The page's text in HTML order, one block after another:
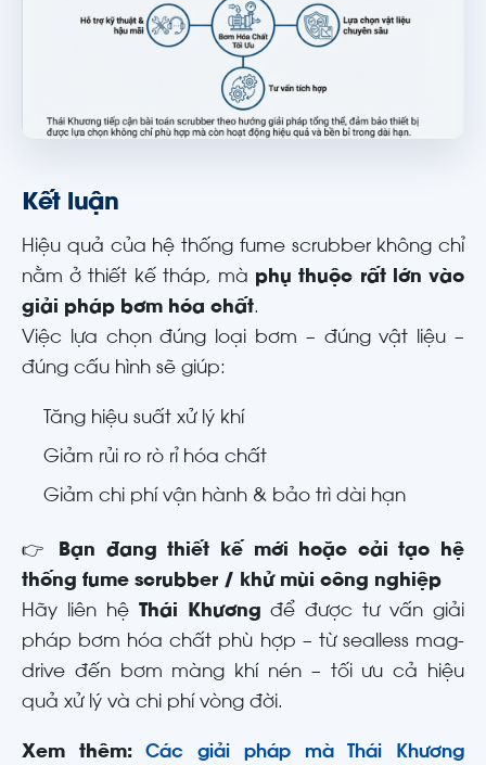
Kết luận
Hiệu quả của hệ thống fume scrubber không chỉ
nằm ở thiết kế tháp, mà phụ thuộc rất lớn vào
giải pháp bơm hóa chất.
Việc lựa chọn đúng loại bơm – đúng vật liệu –
đúng cấu hình sẽ giúp:
Tăng hiệu suất xử lý khí
Giảm rủi ro rò rỉ hóa chất
Giảm chi phí vận hành & bảo trì dài hạn
👉 Bạn đang thiết kế mới hoặc cải tạo hệ
thống fume scrubber / khử mùi công nghiệp
Hãy liên hệ
Thái Khương để được tư vấn giải
pháp bơm hóa chất phù hợp – từ sealless mag-
drive đến bơm màng khí nén – tối ưu cả hiệu
quả xử lý và chi phí vòng đời.
Xem thêm:Các giải pháp mà Thái Khương